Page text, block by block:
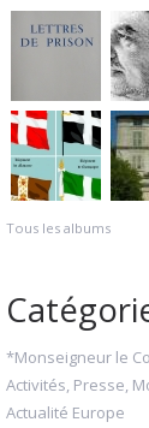
Tous les albums
*Monseigneur le
Activités, Presse,
Actualité Europe